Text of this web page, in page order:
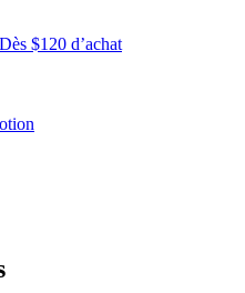
Dès $120 d’achat